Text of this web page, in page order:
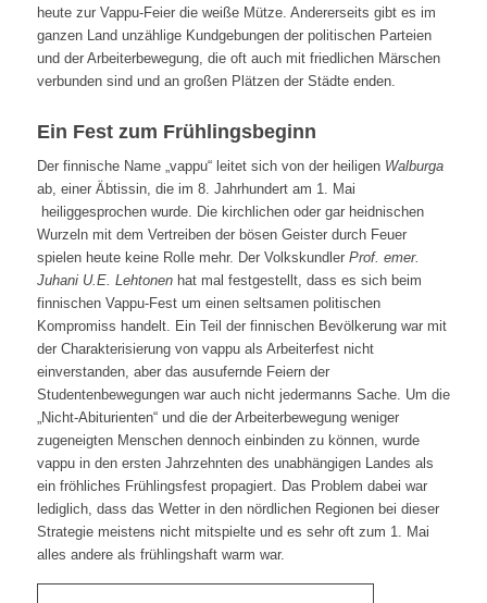
heute zur Vappu-Feier die weiße Mütze. Andererseits gibt es im
ganzen Land unzählige Kundgebungen der politischen Parteien
und der Arbeiterbewegung, die oft auch mit friedlichen Märschen
verbunden sind und an großen Plätzen der Städte enden.
Ein Fest zum Frühlingsbeginn
Der finnische Name „vappu“ leitet sich von der heiligen Walburga
ab, einer Äbtissin, die im 8. Jahrhundert am 1. Mai
heiliggesprochen wurde. Die kirchlichen oder gar heidnischen
Wurzeln mit dem Vertreiben der bösen Geister durch Feuer
spielen heute keine Rolle mehr. Der Volkskundler Prof. emer.
Juhani U.E. Lehtonenhat mal festgestellt, dass es sich beim
finnischen Vappu-Fest um einen seltsamen politischen
Kompromiss handelt. Ein Teil der finnischen Bevölkerung war mit
der Charakterisierung von vappu als Arbeiterfest nicht
einverstanden, aber das ausufernde Feiern der
Studentenbewegungen war auch nicht jedermanns Sache. Um die
„Nicht-Abiturienten“ und die der Arbeiterbewegung weniger
zugeneigten Menschen dennoch einbinden zu können, wurde
vappu in den ersten Jahrzehnten des unabhängigen Landes als
ein fröhliches Frühlingsfest propagiert. Das Problem dabei war
lediglich, dass das Wetter in den nördlichen Regionen bei dieser
Strategie meistens nicht mitspielte und es sehr oft zum 1. Mai
alles andere als frühlingshaft warm war.